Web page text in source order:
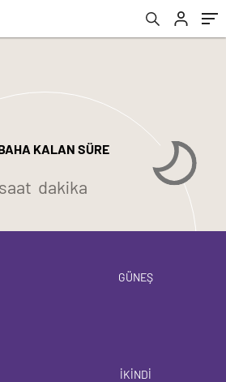
KALAN SÜRE
saat dakika
GÜNEŞ
İKİNDİ